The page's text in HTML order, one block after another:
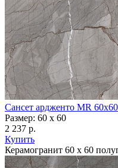
Сансет ардженто MR 60x60
Размер: 60 x 60
2 237 р.
Купить
Керамогранит 60 х 60